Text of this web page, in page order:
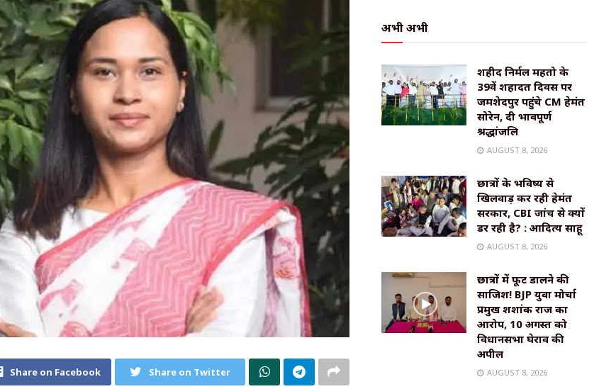
Share on Facebook Share on Twitter
अभी अभी
शहीद निर्मल महतो के
39वें शहादत दिवस पर
जमशेदपुर पहुंचे CM हेमंत
सोरेन, दी भावपूर्ण
श्रद्धांजलि
AUGUST 8, 2026
छात्रों के भविष्य से
खिलवाड़ कर रही हेमंत
सरकार, CBI जांच से क्यों
डर रही है? : आदित्य साहू
AUGUST 8, 2026
छात्रों में फूट डालने की
साजिश! BJP युवा मोर्चा
प्रमुख शशांक राज का
आरोप, 10 अगस्त को
विधानसभा घेराव की
अपील
AUGUST 8, 2026